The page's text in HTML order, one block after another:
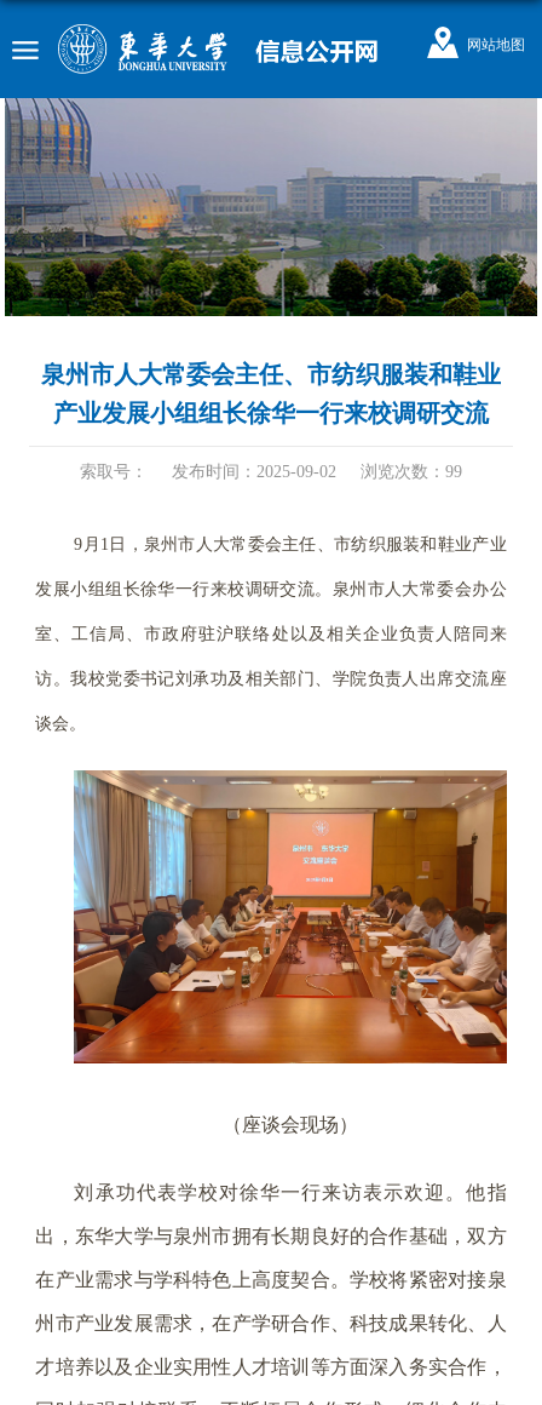
网站地图
泉州市人大常委会主任、市纺织服装和鞋业
产业发展小组组长徐华一行来校调研交流
索取号： 发布时间：2025-09-02 浏览次数： 99
9月1日，泉州市人大常委会主任、市纺织服装和鞋业产业
发展小组组长徐华一行来校调研交流。泉州市人大常委会办公
室、工信局、市政府驻沪联络处以及相关企业负责人陪同来
访。我校党委书记刘承功及相关部门、学院负责人出席交流座
谈会。
（座谈会现场）
刘承功代表学校对徐华一行来访表示欢迎。他指
出，东华大学与泉州市拥有长期良好的合作基础，双方
在产业需求与学科特色上高度契合。学校将紧密对接泉
州市产业发展需求，在产学研合作、科技成果转化、人
才培养以及企业实用性人才培训等方面深入务实合作，